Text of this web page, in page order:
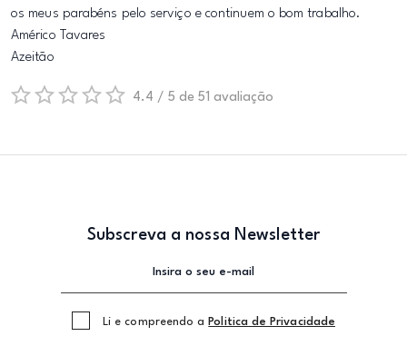
os meus parabéns pelo serviço e continuem o bom trabalho.
Américo Tavares
Azeitão
4.4 / 5 de 51 avaliação
Subscreva a nossa Newsletter
Li e compreendo a Politica de Privacidade